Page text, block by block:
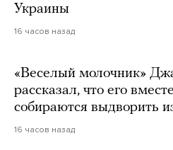
Украины
16 часов назад
«Веселый молочник»
рассказал, что его
собираются выдворить
16 часов назад